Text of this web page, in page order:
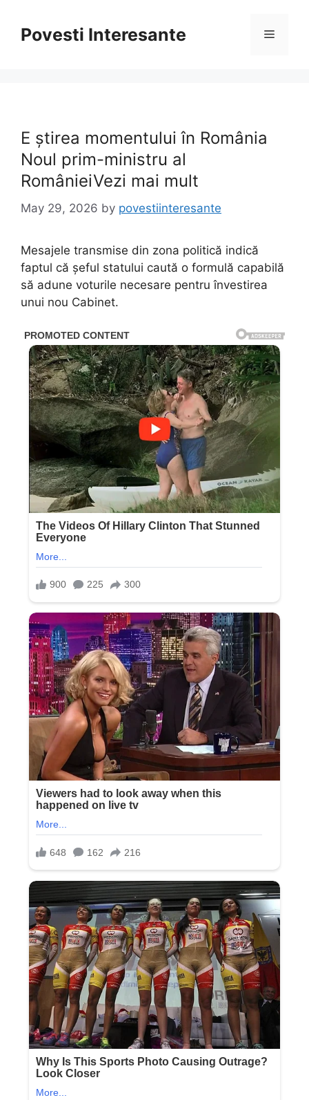
contentPovesti Interesante Menu
E știrea momentului în România
Noul prim-ministru al
RomânieiVezi mai mult
May 29, 2026 by povestiinteresante
Mesajele transmise din zona politică indică
faptul că șeful statului caută o formulă capabilă
să adune voturile necesare pentru învestirea
unui nou Cabinet.